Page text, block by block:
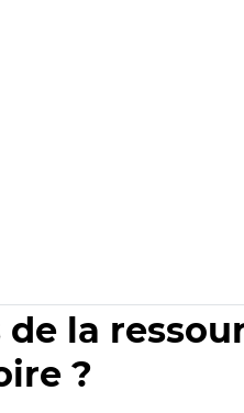
la
?